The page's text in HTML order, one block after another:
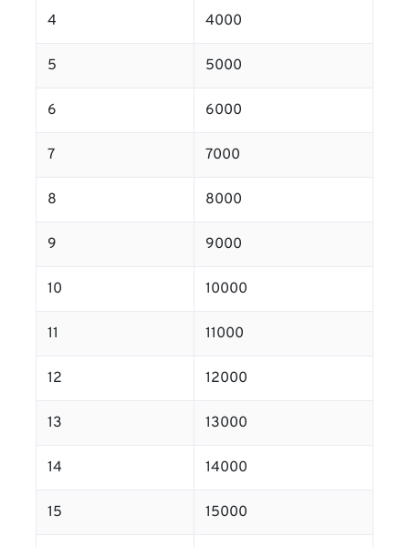
4 4000
5 5000
6 6000
7 7000
8 8000
9 9000
10 10000
11 11000
12 12000
13 13000
14 14000
15 15000